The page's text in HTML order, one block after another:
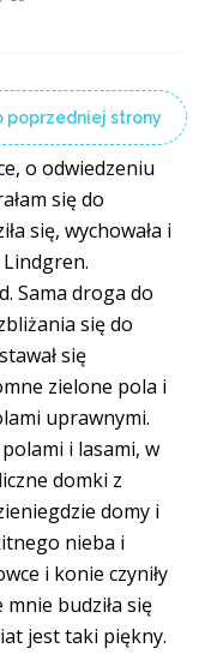
poprzedniej strony
o odwiedzeniu
się do
się, wychowała i
Sama droga do
się do
się
zielone pola i
uprawnymi.
i lasami, w
domki z
domy i
nieba i
i konie czyniły
budziła się
jest taki piękny.